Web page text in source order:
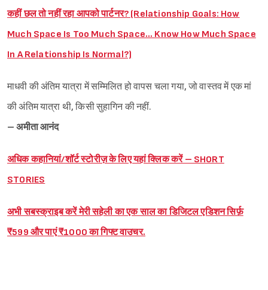
कहीं छल तो नहीं रहा आपको पार्टनर? (Relationship Goals: How
Much Space Is Too Much Space… Know How Much Space
In A Relationship Is Normal?)
माधवी की अंतिम यात्रा में सम्मिलित हो वापस चला गया, जो वास्तव में एक मां
की अंतिम यात्रा थी, किसी सुहागिन की नहीं.
– अमीता आनंद
अधिक कहानियां/शॉर्ट स्टोरीज़ के लिए यहां क्लिक करें – SHORT
STORIES
अभी सबस्क्राइब करें मेरी सहेली का एक साल का डिजिटल एडिशन सिर्फ़
₹599 और पाएं ₹1000 का गिफ्ट वाउचर.